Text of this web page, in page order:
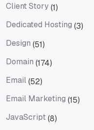
Client Story(1)
Dedicated Hosting (3)
Design (51)
Domain (174)
Email(52)
Email Marketing (15)
JavaScript(8)